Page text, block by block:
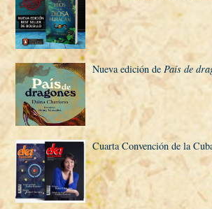
Nueva edición dePaí­s de
Cuarta Convención de la